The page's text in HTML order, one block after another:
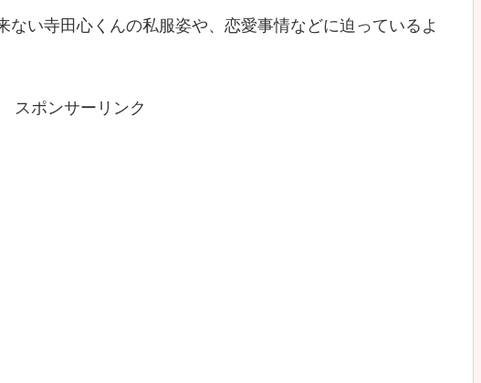
い寺田心くんの私服姿や、恋愛事情などに迫っているよ
スポンサーリンク